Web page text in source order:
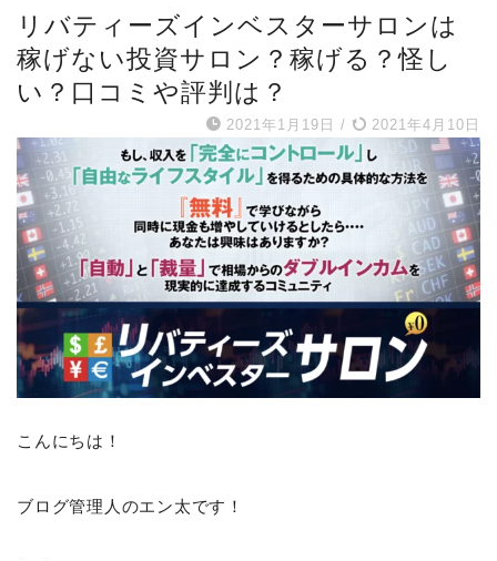
リバティーズインベスターサロンは
稼げない投資サロン？稼げる？怪し
い？口コミや評判は？
2021年1月19日 / 2021年4月10日
こんにちは！
ブログ管理人のエン太です！